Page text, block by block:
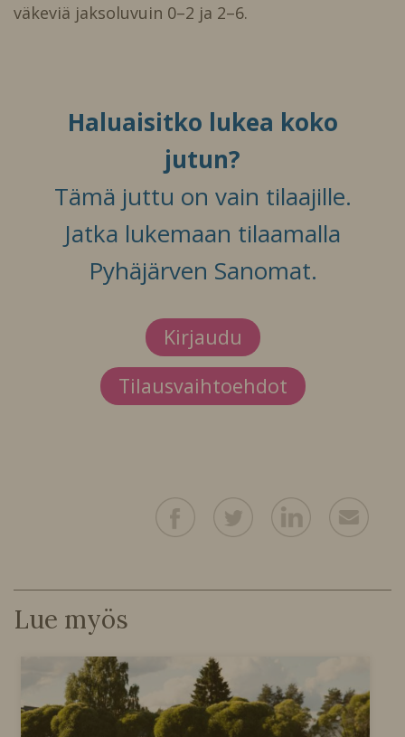
väkeviä jaksoluvuin 0–2 ja 2–6.
Haluaisitko lukea koko
jutun?
Tämä juttu on vain tilaajille.
Jatka lukemaan tilaamalla
Pyhäjärven Sanomat.
Kirjaudu
Tilausvaihtoehdot
Lue myös